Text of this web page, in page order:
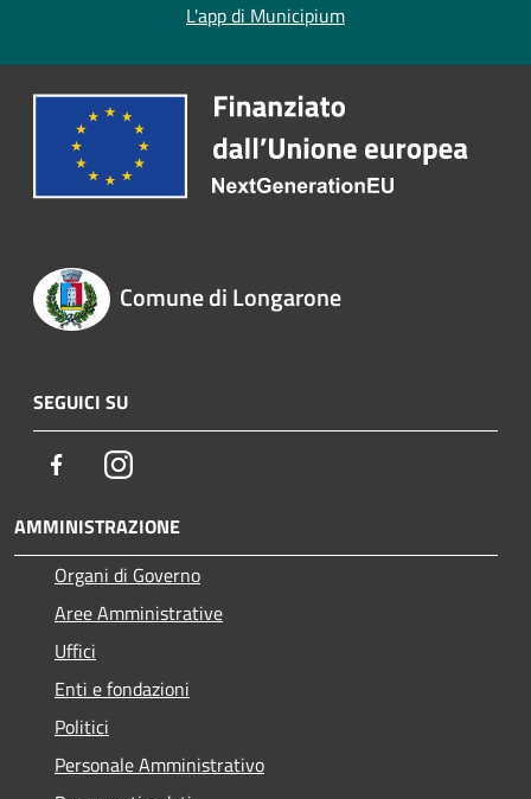
L'app di Municipium
Comune di Longarone
SEGUICI SU
FacebookInstagram
AMMINISTRAZIONE
Organi di Governo
Aree Amministrative
Uffici
Enti e fondazioni
Politici
Personale Amministrativo